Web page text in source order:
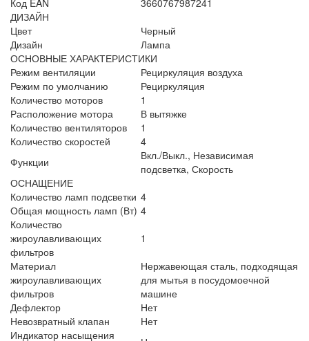
ДИЗАЙН
Цвет
Черный
Дизайн
Лампа
ОСНОВНЫЕ ХАРАКТЕРИСТИКИ
Режим вентиляции
Рециркуляция воздуха
Режим по умолчанию
Рециркуляция
Количество моторов
1
Расположение мотора
В вытяжке
Количество вентиляторов
1
Количество скоростей
4
Функции
Вкл./Выкл., Независимая
подсветка, Скорость
ОСНАЩЕНИЕ
Количество ламп подсветки 4
Общая мощность ламп (Вт) 4
Количество
жироулавливающих
фильтров
1
Материал
жироулавливающих
фильтров
Нержавеющая сталь, подходящая
для мытья в посудомоечной
машине
Дефлектор
Нет
Невозвратный клапан
Нет
Индикатор насыщения